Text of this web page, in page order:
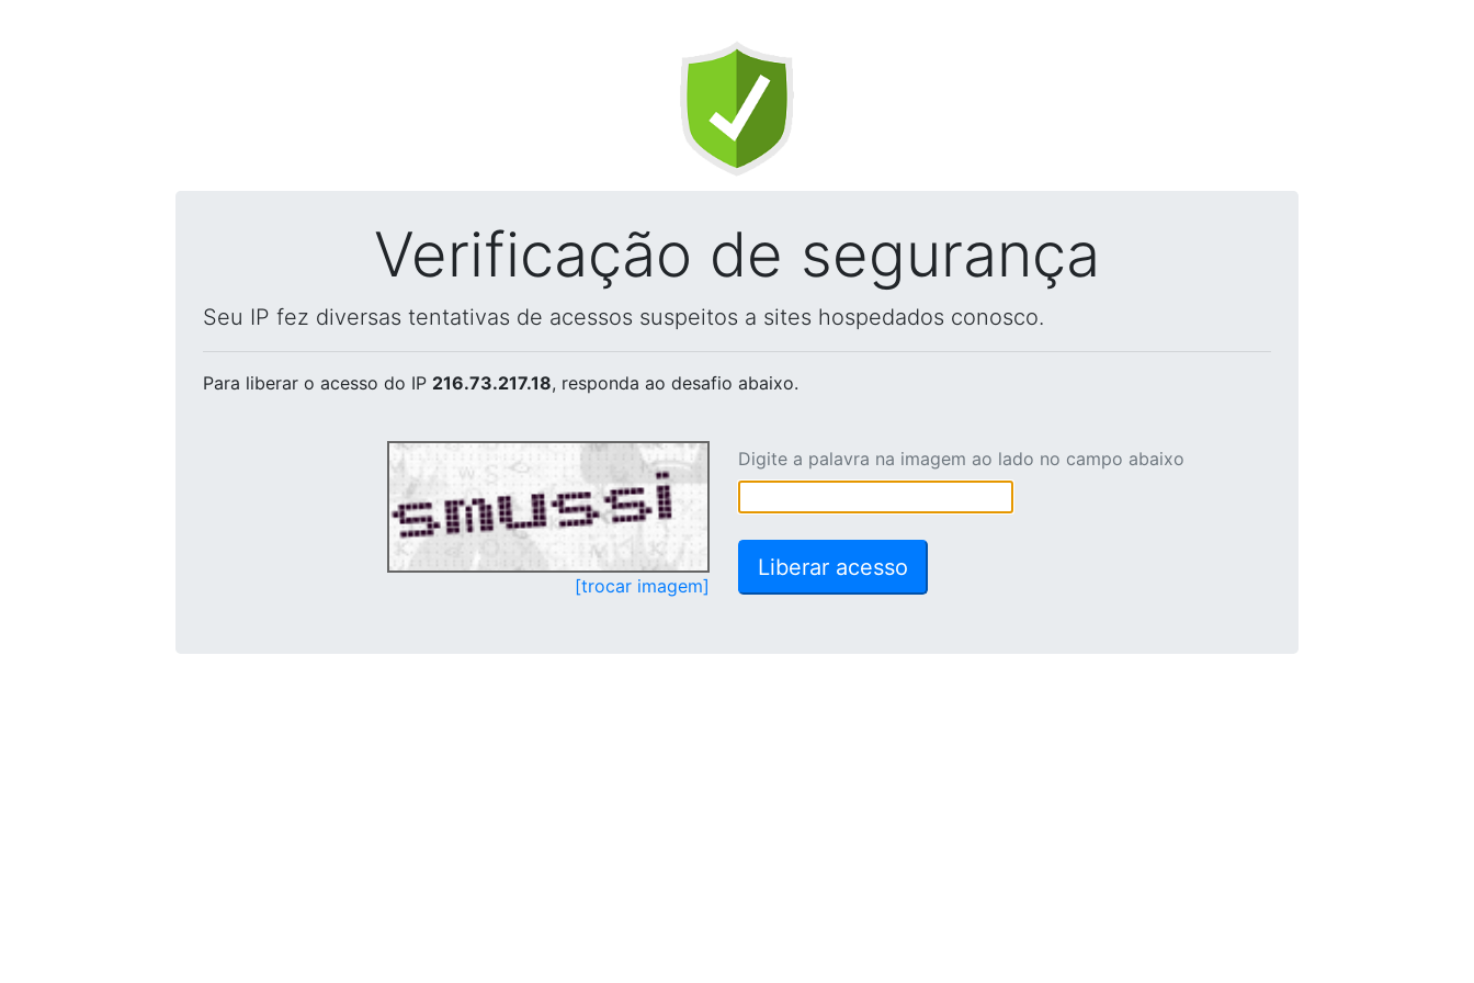
Verificação de segurança
Seu IP fez diversas tentativas de acessos suspeitos a sites hospedados conosco.
Para liberar o acesso do IP 216.73.217.18, responda ao desafio abaixo.
[trocar imagem]
Digite a palavra na imagem ao lado no campo abaixo